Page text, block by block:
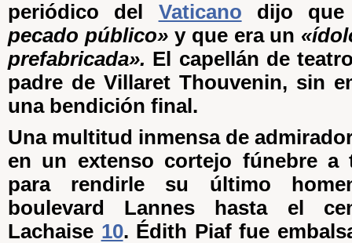
periódico del Vaticano dijo
pecado público»y que era un
prefabricada». El capellán de
padre de Villaret Thouvenin, sin
una bendición final.
Una multitud inmensa de
en un extenso cortejo fúnebre a
para rendirle su último
boulevard Lannes hasta el
Lachaise 10. Édith Piaf fue